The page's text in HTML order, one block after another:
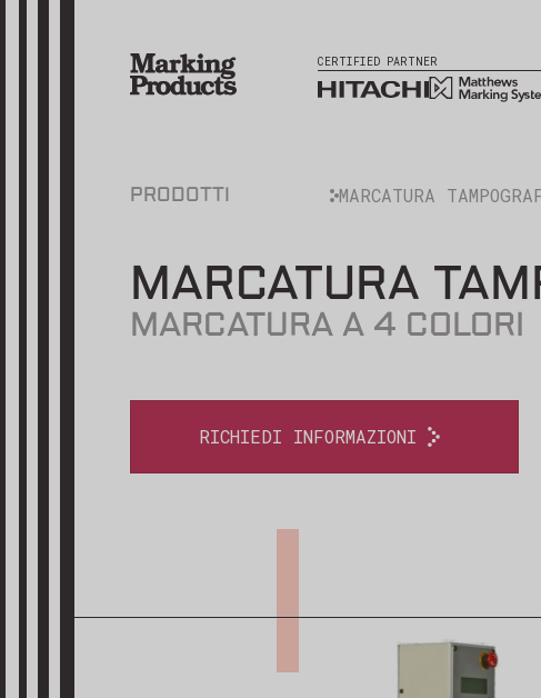
CERTIFIED PARTNER
PRODOTTI MARCATURA
MARCATURA
MARCATURA A 4 COLORI
RICHIEDI INFORMAZIONI